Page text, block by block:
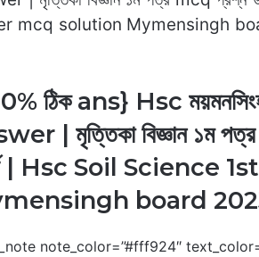
p n
n n
mcq solution Mymensingh board
ঠিক ans} Hsc ময়মনসিংহ
| মৃত্তিকা বিজ্ঞান ১ম
| Hsc Soil Science
board
note_color=”#fff924″